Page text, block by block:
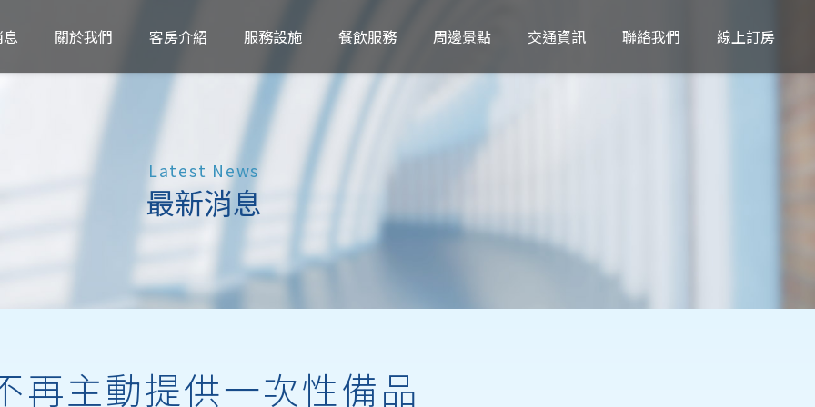
關於我們 客房介紹 服務設施 餐飲服務 周邊景點 交通資訊 聯絡我們 線上訂房
Latest News
最新消息
再主動提供一次性備品